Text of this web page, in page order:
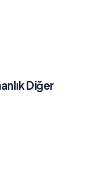
Diğer